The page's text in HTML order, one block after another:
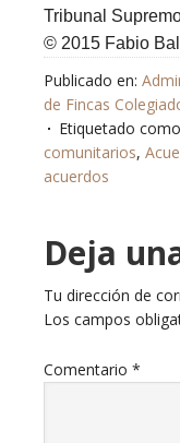
Tribunal
© 2015 Fabio
Publicado en:
de Fincas
Etiquetado
comunitarios,
acuerdos
Deja
Tu dirección de
Los campos
Comentario *